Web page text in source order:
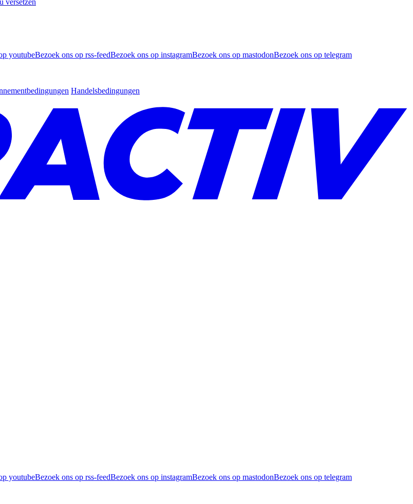
versetzen
youtubeBezoek ons op rss-feedBezoek ons op instagramBezoek ons op mastodonBezoek ons op telegram
Handelsbedingungen
youtubeBezoek ons op rss-feedBezoek ons op instagramBezoek ons op mastodonBezoek ons op telegram